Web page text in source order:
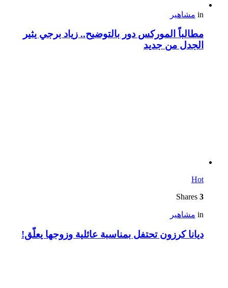
in مشاهير
مطالباً الموركس دور بالتوضيح.. زياد برجي يثير
الجدل من جديد
Hot
3
in مشاهير
ديانا كرزون تحتفل بمناسبة عائلية وزوجها يعلّق!